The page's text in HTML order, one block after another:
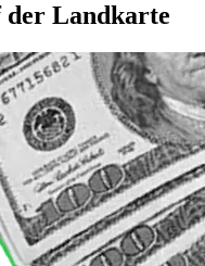
Landkarte